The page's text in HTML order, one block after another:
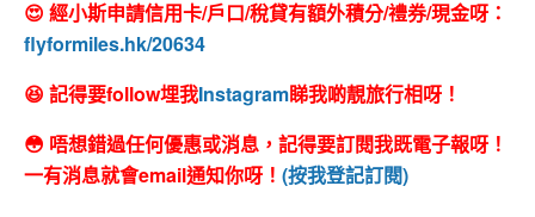
😍 經小斯申請信用卡/戶口/稅貸有額外積分/禮券/現金呀：
flyformiles.hk/20634
😆 記得要follow埋我Instagram睇我啲靚旅行相呀！
😳 唔想錯過任何優惠或消息，記得要訂閱我既電子報呀！
一有消息就會email通知你呀！ (按我登記訂閱)